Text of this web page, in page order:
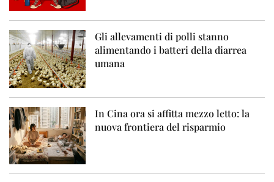
Gli allevamenti di polli stanno
alimentando i batteri della diarrea
umana
In Cina ora si affitta mezzo letto: la
nuova frontiera del risparmio